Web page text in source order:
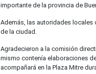
importante de la provincia de
Además, las autoridades locales
de la ciudad.
Agradecieron a la comisión
mismo contenía elaboraciones
acompañará en la Plaza Mitre